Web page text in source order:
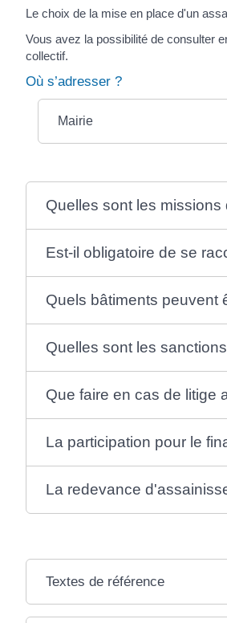
Le choix de la mise en place d'un
Vous avez la possibilité de consulter
collectif.
Où s’adresser ?
Mairie
Quelles sont les
Est-il obligatoire de se
Quels bâtiments peuvent
Quelles sont les
Que faire en cas de litige
La participation pour le
La redevance
Textes de référence